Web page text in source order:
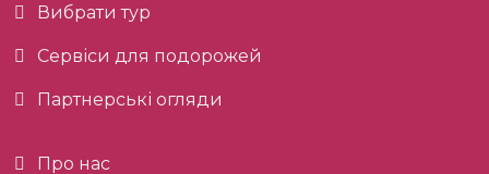
Вибрати тур
Сервіси для подорожей
Партнерські огляди
Про нас